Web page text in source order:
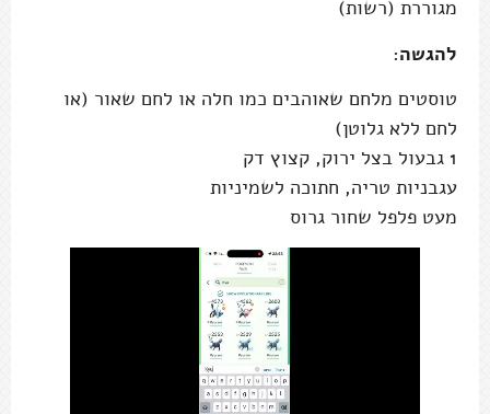
מגוררת (רשות)
להגשה:
טוסטים מלחם שאוהבים כמו חלה או לחם שאור (או
לחם ללא גלוטן)
1 גבעול בצל ירוק, קצוץ דק
עגבניות טריה, חתוכה לשמיניות
מעט פלפל שחור גרוס